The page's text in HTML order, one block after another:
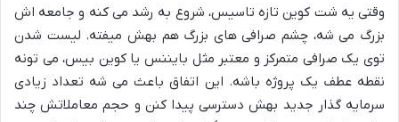
وقتی یه شت کوین تازه تاسیس، شروع به رشد می کنه و جامعه اش
بزرگ می شه، چشم صرافی های بزرگ هم بهش میفته. لیست شدن
توی یک صرافی متمرکز و معتبر مثل بایننس یا کوین بیس، می تونه
نقطه عطف یک پروژه باشه. این اتفاق باعث می شه تعداد زیادی
سرمایه گذار جدید بهش دسترسی پیدا کنن و حجم معاملاتش چند